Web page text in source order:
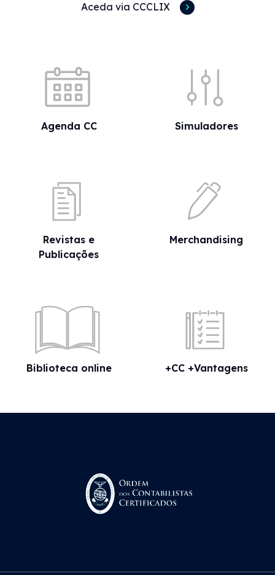
Aceda via CCCLIX
Agenda CC Simuladores
Revistas e
Publicações
Merchandising
Biblioteca online +CC +Vantagens